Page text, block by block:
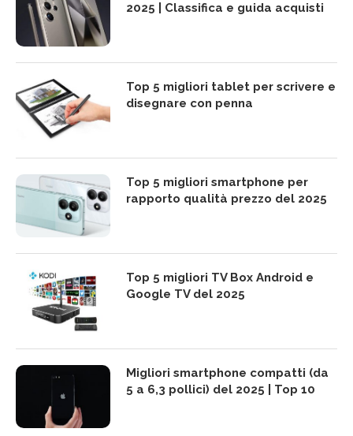
2025 | Classifica e guida acquisti
Top 5 migliori tablet per scrivere e
disegnare con penna
Top 5 migliori smartphone per
rapporto qualità prezzo del 2025
Top 5 migliori TV Box Android e
Google TV del 2025
Migliori smartphone compatti (da
5 a 6,3 pollici) del 2025 | Top 10